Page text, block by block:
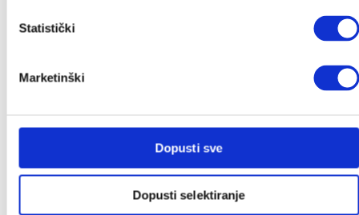
Statistički
Marketinški
Dopusti sve
Dopusti selektiranje
Autosjedalice
Ostali dodaci
Dodaci za autosjedalice